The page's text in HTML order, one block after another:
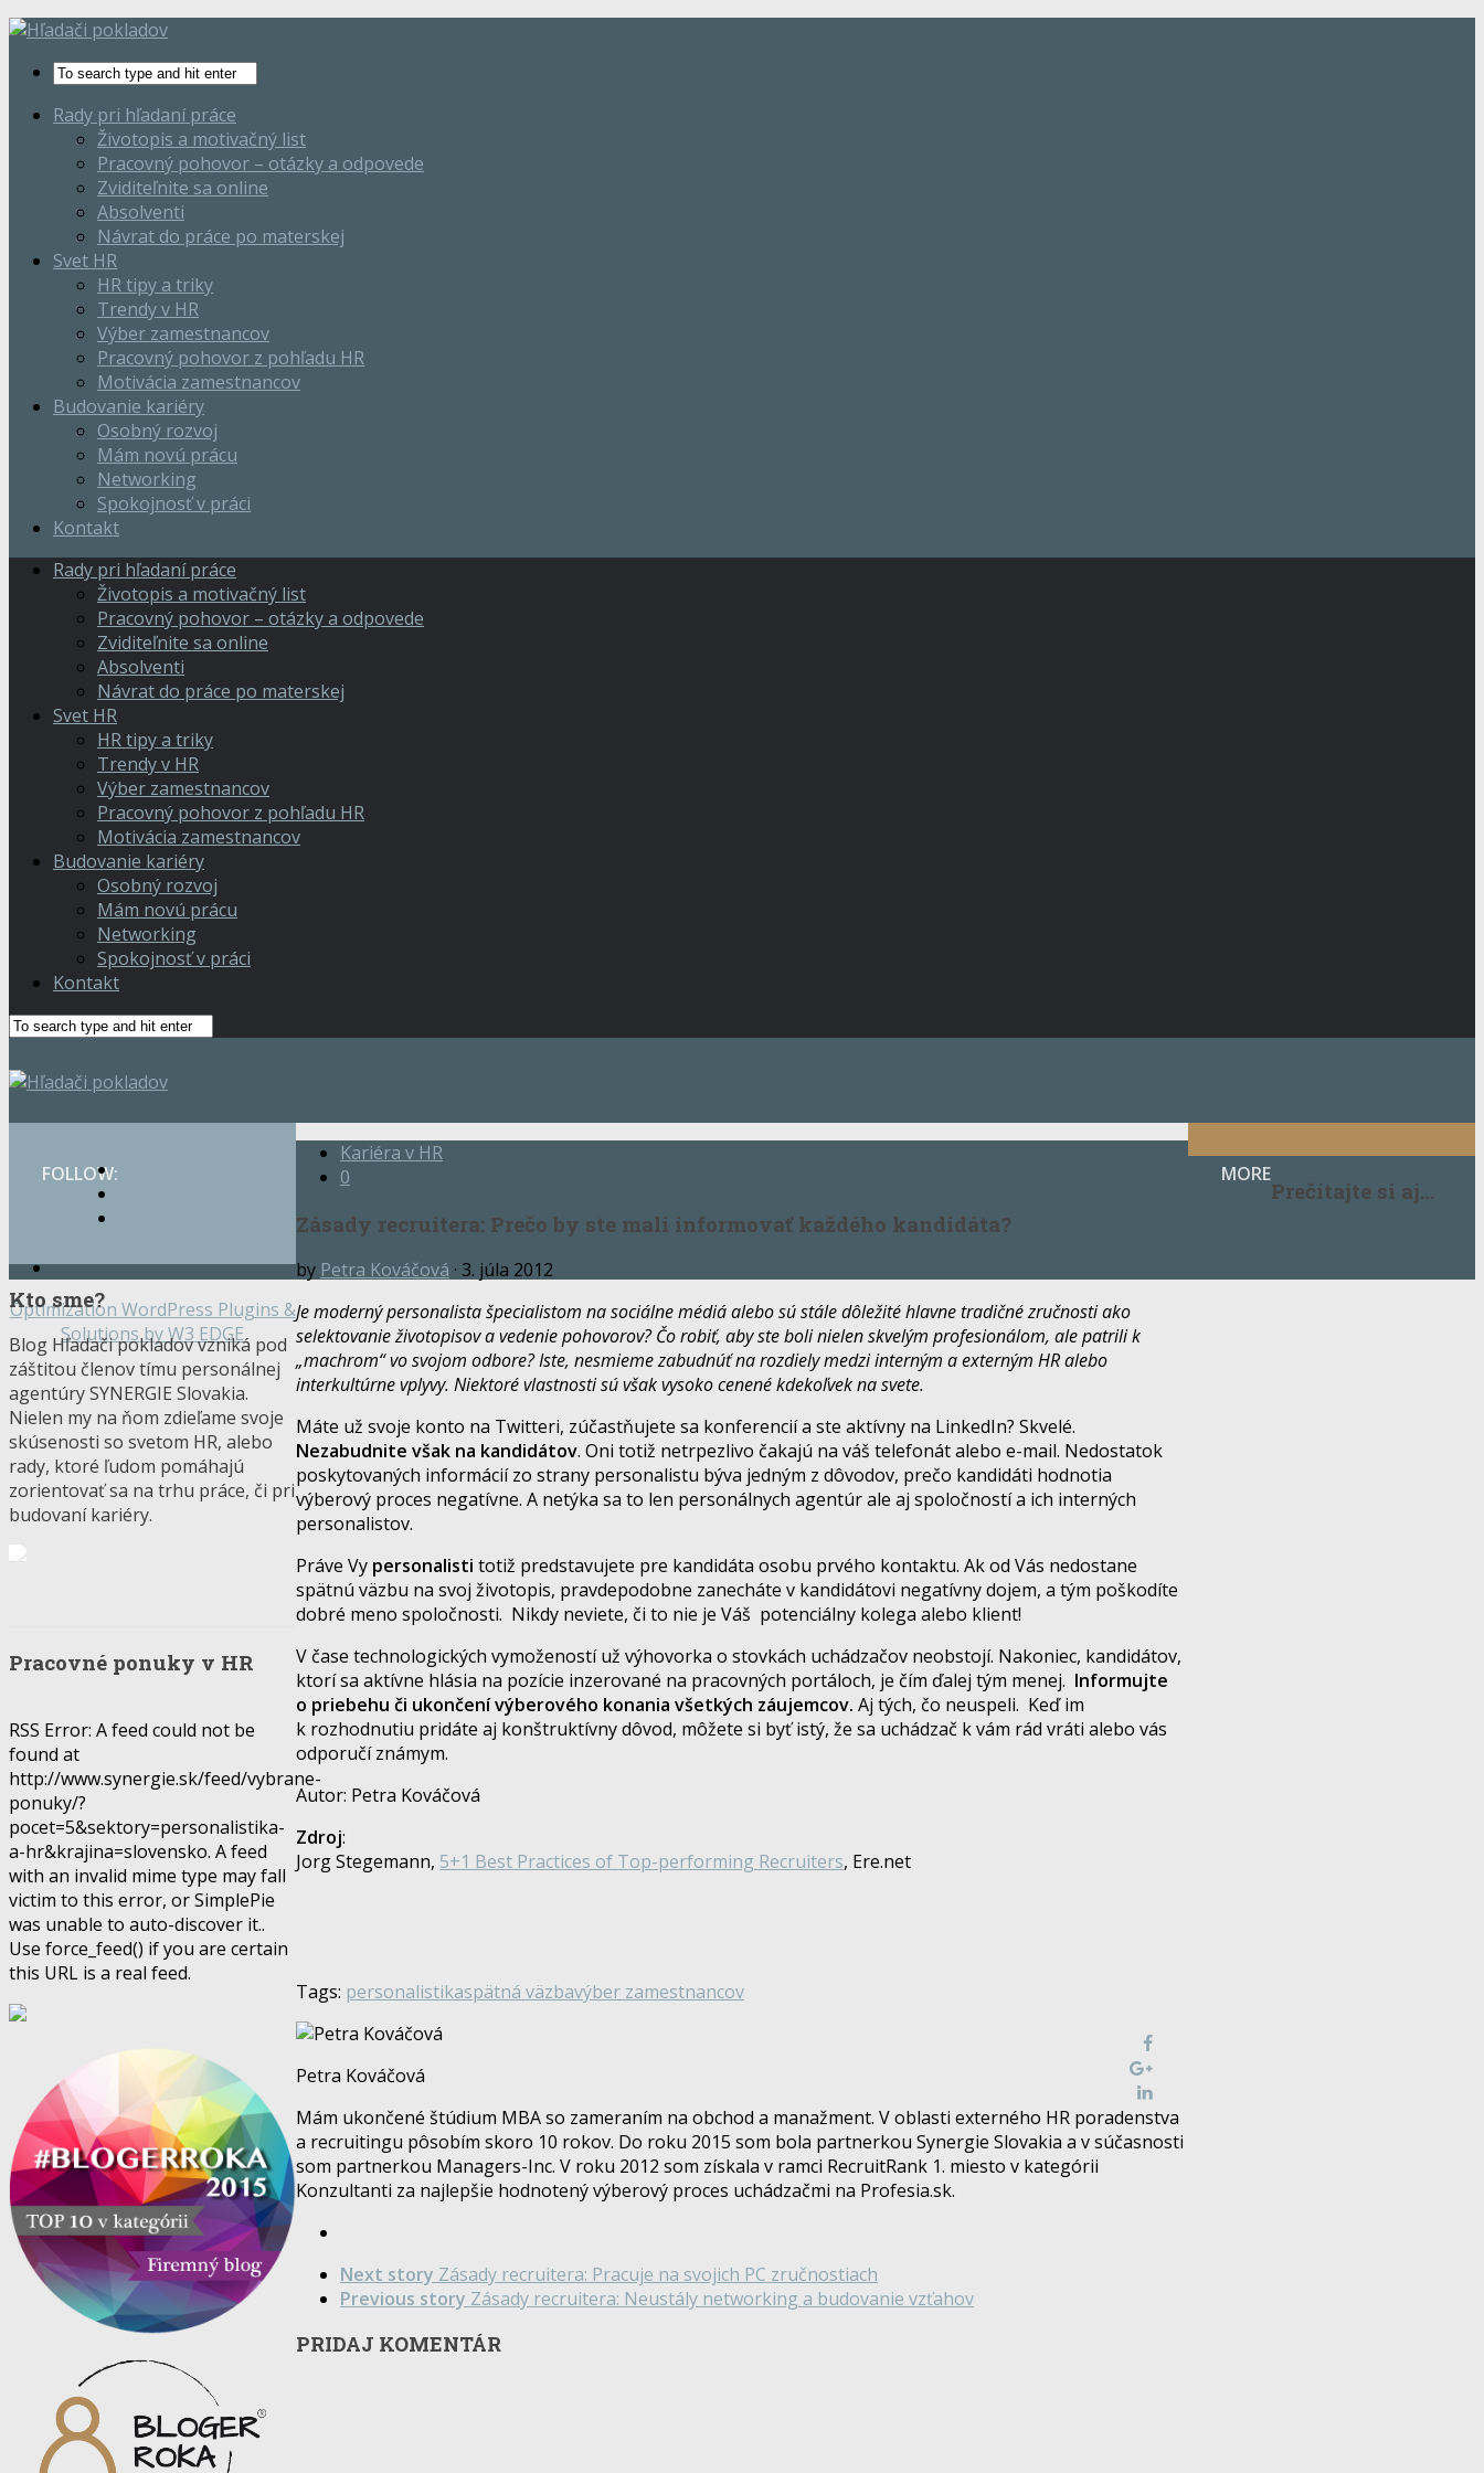
Rady pri hľadaní práce
Životopis a motivačný list
Pracovný pohovor – otázky a odpovede
Zviditeľnite sa online
Absolventi
Návrat do práce po materskej
Svet HR
HR tipy a triky
Trendy v HR
Výber zamestnancov
Pracovný pohovor z pohľadu HR
Motivácia zamestnancov
Budovanie kariéry
Osobný rozvoj
Mám novú prácu
Networking
Spokojnosť v práci
Kontakt
Rady pri hľadaní práce
Životopis a motivačný list
Pracovný pohovor – otázky a odpovede
Zviditeľnite sa online
Absolventi
Návrat do práce po materskej
Svet HR
HR tipy a triky
Trendy v HR
Výber zamestnancov
Pracovný pohovor z pohľadu HR
Motivácia zamestnancov
Budovanie kariéry
Osobný rozvoj
Mám novú prácu
Networking
Spokojnosť v práci
Kontakt
Kariéra v HR
0
Zásady recruitera: Prečo by ste mali informovať každého kandidáta?
by Petra Kováčová · 3. júla 2012
Je moderný personalista špecialistom na sociálne médiá alebo sú stále dôležité hlavne tradičné zručnosti ako
selektovanie životopisov a vedenie pohovorov? Čo robiť, aby ste boli nielen skvelým profesionálom, ale patrili k
„machrom“ vo svojom odbore? Iste, nesmieme zabudnúť na rozdiely medzi interným a externým HR alebo
interkultúrne vplyvy. Niektoré vlastnosti sú však vysoko cenené kdekoľvek na svete.
Máte už svoje konto na Twitteri, zúčastňujete sa konferencií a ste aktívny na LinkedIn? Skvelé.
Nezabudnite však na kandidátov. Oni totiž netrpezlivo čakajú na váš telefonát alebo e-mail. Nedostatok
poskytovaných informácií zo strany personalistu býva jedným z dôvodov, prečo kandidáti hodnotia
výberový proces negatívne. A netýka sa to len personálnych agentúr ale aj spoločností a ich interných
personalistov.
Práve Vy personalisti totiž predstavujete pre kandidáta osobu prvého kontaktu. Ak od Vás nedostane
spätnú väzbu na svoj životopis, pravdepodobne zanecháte v kandidátovi negatívny dojem, a tým poškodíte
dobré meno spoločnosti. Nikdy neviete, či to nie je Váš potenciálny kolega alebo klient!
V čase technologických vymožeností už výhovorka o stovkách uchádzačov neobstojí. Nakoniec, kandidátov,
ktorí sa aktívne hlásia na pozície inzerované na pracovných portáloch, je čím ďalej tým menej. Informujte
o priebehu či ukončení výberového konania všetkých záujemcov. Aj tých, čo neuspeli. Keď im
k rozhodnutiu pridáte aj konštruktívny dôvod, môžete si byť istý, že sa uchádzač k vám rád vráti alebo vás
odporučí známym.
Autor: Petra Kováčová
Zdroj:
Jorg Stegemann, 5+1 Best Practices of Top-performing Recruiters, Ere.net
Tags: personalistikaspätná väzbavýber zamestnancov
Petra Kováčová
Mám ukončené štúdium MBA so zameraním na obchod a manažment. V oblasti externého HR poradenstva
a recruitingu pôsobím skoro 10 rokov. Do roku 2015 som bola partnerkou Synergie Slovakia a v súčasnosti
som partnerkou Managers-Inc. V roku 2012 som získala v ramci RecruitRank 1. miesto v kategórii
Konzultanti za najlepšie hodnotený výberový proces uchádzačmi na Profesia.sk.
Next story Zásady recruitera: Pracuje na svojich PC zručnostiach
Previous story Zásady recruitera: Neustály networking a budovanie vzťahov
PRIDAJ KOMENTÁR
FOLLOW:
Kto sme?
Blog Hľadači pokladov vzniká pod
záštitou členov tímu personálnej
agentúry SYNERGIE Slovakia.
Nielen my na ňom zdieľame svoje
skúsenosti so svetom HR, alebo
rady, ktoré ľudom pomáhajú
zorientovať sa na trhu práce, či pri
budovaní kariéry.
Pracovné ponuky v HR
RSS Error: A feed could not be
found at
http://www.synergie.sk/feed/vybrane-
ponuky/?
pocet=5&sektory=personalistika-
a-hr&krajina=slovensko. A feed
with an invalid mime type may fall
victim to this error, or SimplePie
was unable to auto-discover it..
Use force_feed() if you are certain
this URL is a real feed.
MORE
Prečítajte si aj…
práva vyhradené.
Optimization WordPress Plugins &
Solutions by W3 EDGE